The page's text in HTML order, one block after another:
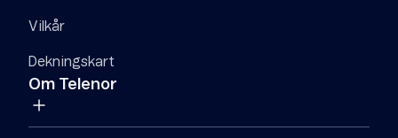
Vilkår
Dekningskart
Om Telenor